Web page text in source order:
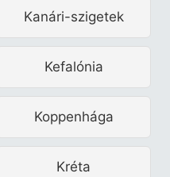
Kanári-szigetek
Kefalónia
Koppenhága
Kréta